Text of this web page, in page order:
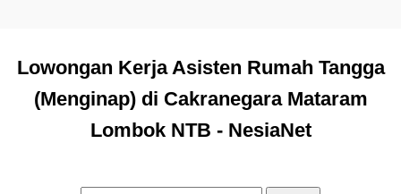
Lowongan Kerja Asisten Rumah Tangga
(Menginap) di Cakranegara Mataram
Lombok NTB - NesiaNet